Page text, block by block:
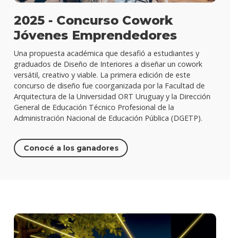
2025 - Concurso Cowork
Jóvenes Emprendedores
Una propuesta académica que desafió a estudiantes y
graduados de Diseño de Interiores a diseñar un cowork
versátil, creativo y viable. La primera edición de este
concurso de diseño fue coorganizada por la Facultad de
Arquitectura de la Universidad ORT Uruguay y la Dirección
General de Educación Técnico Profesional de la
Administración Nacional de Educación Pública (DGETP).
Conocé a los ganadores